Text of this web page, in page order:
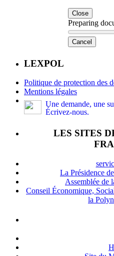
Close
Preparing
Cancel
LEXPOL
Politique de protection des
Mentions légales
Une demande, une
Écrivez-nous.
LES SITES
La Présidence
Assemblée de
Conseil Économique,
la